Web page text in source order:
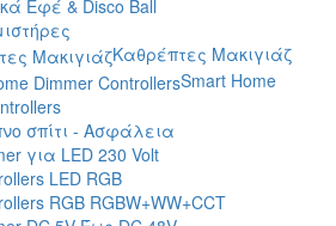
Εφέ & Disco Ball
Καθρέπτες Μακιγιάζ
Smart Home
σπίτι - Ασφάλεια
για LED 230 Volt
LED RGB
RGB RGBW+WW+CCT